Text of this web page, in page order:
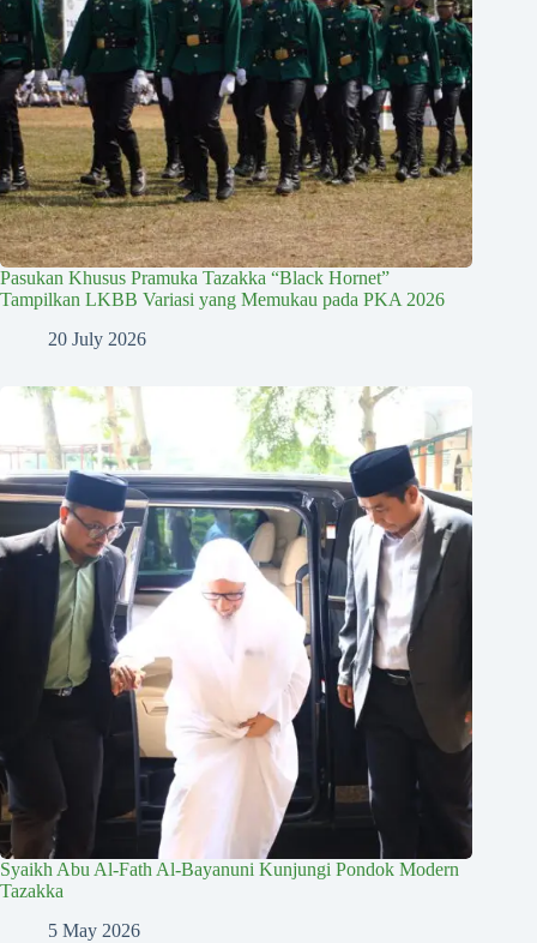
Pasukan Khusus Pramuka Tazakka “Black Hornet”
Tampilkan LKBB Variasi yang Memukau pada PKA 2026
20 July 2026
Syaikh Abu Al-Fath Al-Bayanuni Kunjungi Pondok Modern
Tazakka
5 May 2026